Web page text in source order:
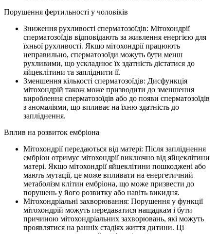
Порушення фертильності у чоловіків
Зниження рухливості сперматозоїдів: Мітохондрії
сперматозоїдів відповідають за живлення енергією для
їхньої рухливості. Якщо мітохондрії працюють
неправильно, сперматозоїди можуть бути менш
рухливими, що ускладнює їх здатність дістатися до
яйцеклітини та запліднити її.
Зменшення кількості сперматозоїдів: Дисфункція
мітохондрій також може призводити до зменшення
вироблення сперматозоїдів або до появи сперматозоїдів
з аномаліями, що впливає на їхню здатність до
запліднення.
Вплив на розвиток ембріона
Мітохондрії передаються від матері: Після запліднення
ембріон отримує мітохондрії виключно від яйцеклітини
матері. Якщо мітохондрії яйцеклітини пошкоджені або
мають мутації, це може впливати на енергетичний
метаболізм клітин ембріона, що може призвести до
порушень у його розвитку або навіть викидня.
Мітохондріальні захворювання: Порушення у функції
мітохондрій можуть передаватися нащадкам і бути
причиною мітохондріальних захворювань, які можуть
проявлятися на ранніх стадіях життя дитини. Ці